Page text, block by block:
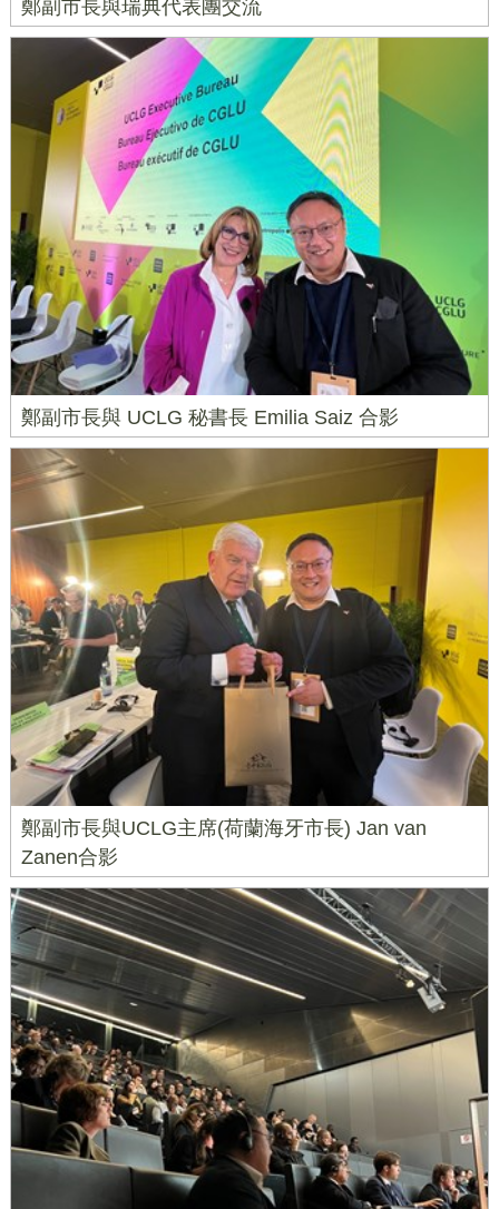
鄭副市長與瑞典代表團交流
鄭副市長與 UCLG 秘書長 Emilia Saiz 合影
鄭副市長與UCLG主席(荷蘭海牙市長) Jan van
Zanen合影